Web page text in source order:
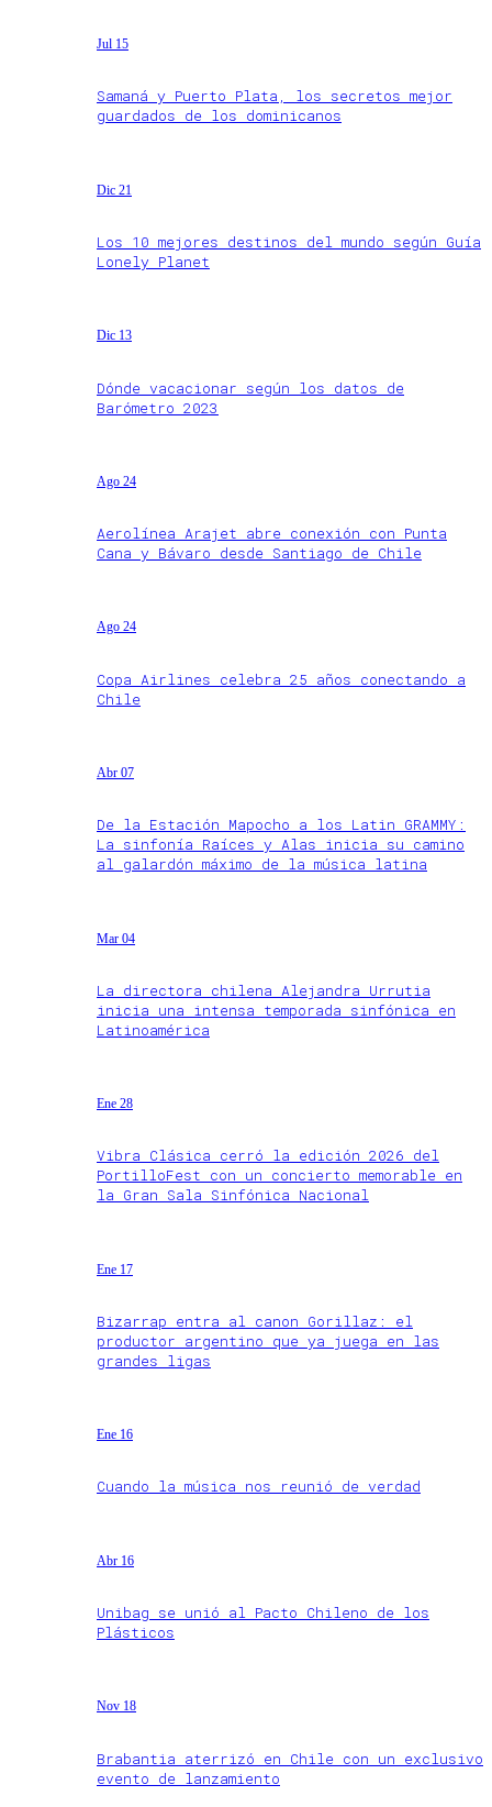
Jul 15
Samaná y Puerto Plata, los secretos mejor
guardados de los dominicanos
Dic 21
Los 10 mejores destinos del mundo según Guía
Lonely Planet
Dic 13
Dónde vacacionar según los datos de
Barómetro 2023
Ago 24
Aerolínea Arajet abre conexión con Punta
Cana y Bávaro desde Santiago de Chile
Ago 24
Copa Airlines celebra 25 años conectando a
Chile
Abr 07
De la Estación Mapocho a los Latin GRAMMY:
La sinfonía Raíces y Alas inicia su camino
al galardón máximo de la música latina
Mar 04
La directora chilena Alejandra Urrutia
inicia una intensa temporada sinfónica en
Latinoamérica
Ene 28
Vibra Clásica cerró la edición 2026 del
PortilloFest con un concierto memorable en
la Gran Sala Sinfónica Nacional
Ene 17
Bizarrap entra al canon Gorillaz: el
productor argentino que ya juega en las
grandes ligas
Ene 16
Cuando la música nos reunió de verdad
Abr 16
Unibag se unió al Pacto Chileno de los
Plásticos
Nov 18
Brabantia aterrizó en Chile con un exclusivo
evento de lanzamiento